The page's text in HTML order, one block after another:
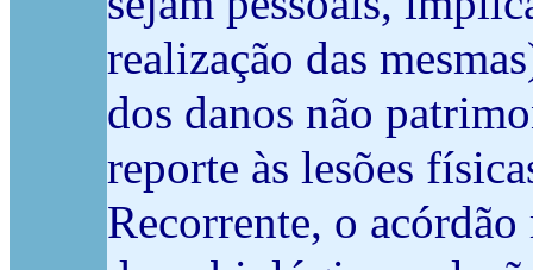
realização das
dos danos não
reporte às lesões
Recorrente, o